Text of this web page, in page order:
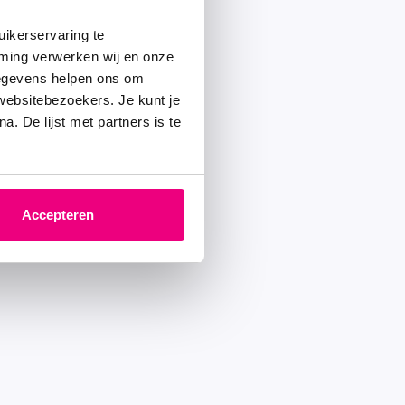
te
verwerken wij en onze
helpen ons om
Je kunt je
De lijst met partners is te
Accepteren